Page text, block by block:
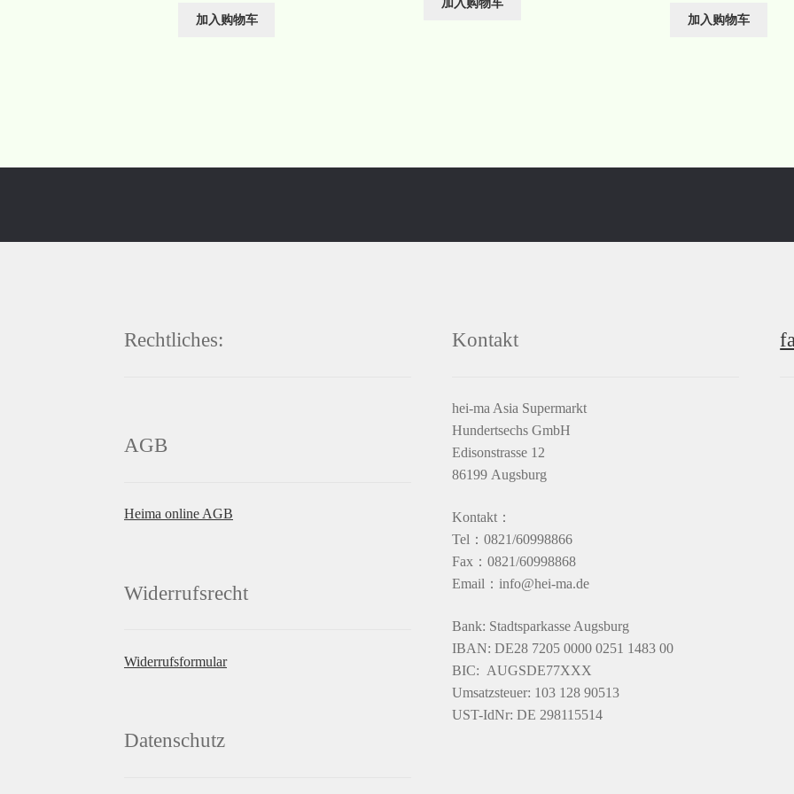
加入购物车
加入购物车
加入购物车
Rechtliches:
AGB
Heima online AGB
Widerrufsrecht
Widerrufsformular
Datenschutz
Kontakt
hei-ma Asia Supermarkt
Hundertsechs GmbH
Edisonstrasse 12
86199 Augsburg
Kontakt：
Tel：0821/60998866
Fax：0821/60998868
Email：info@hei-ma.de
Bank: Stadtsparkasse Augsburg
IBAN: DE28 7205 0000 0251 1483 00
BIC: AUGSDE77XXX
Umsatzsteuer: 103 128 90513
UST-IdNr: DE 298115514